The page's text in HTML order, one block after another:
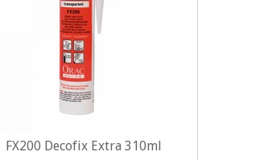
FX200 Decofix Extra 310ml